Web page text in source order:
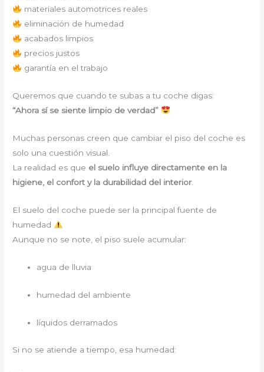
materiales automotrices reales
eliminación de humedad
acabados limpios
precios justos
garantía en el trabajo
Queremos que cuando te subas a tu coche digas:
“Ahora sí se siente limpio de verdad”
Muchas personas creen que cambiar el piso del coche es
solo una cuestión visual.
La realidad es que el suelo influye directamente en la
higiene, el confort y la durabilidad del interior.
El suelo del coche puede ser la principal fuente de
humedad
Aunque no se note, el piso suele acumular:
agua de lluvia
humedad del ambiente
líquidos derramados
Si no se atiende a tiempo, esa humedad: